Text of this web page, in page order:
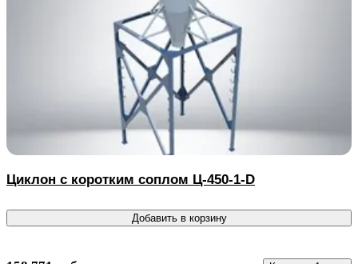
Циклон с коротким соплом Ц-450-1-D
Добавить в корзину